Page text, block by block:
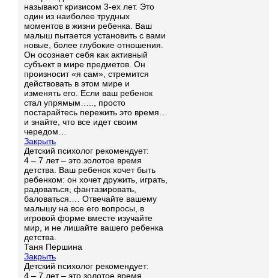
называют кризисом 3-ех лет. Это
один из наиболее трудных
моментов в жизни ребенка. Ваш
малыш пытается установить с вами
новые, более глубокие отношения.
Он осознает себя как активный
субъект в мире предметов. Он
произносит «я сам», стремится
действовать в этом мире и
изменять его. Если ваш ребенок
стал упрямым….., просто
постарайтесь пережить это время…
и знайте, что все идет своим
чередом…
Закрыть
Детский психолог рекомендует:
4 – 7 лет – это золотое время
детства. Ваш ребенок хочет быть
ребенком: он хочет дружить, играть,
радоваться, фантазировать,
баловаться.… Отвечайте вашему
малышу на все его вопросы, в
игровой форме вместе изучайте
мир, и не лишайте вашего ребенка
детства.
Таня Першина
Закрыть
Детский психолог рекомендует:
4 – 7 лет – это золотое время